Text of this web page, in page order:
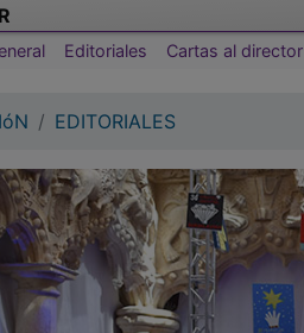
Editoriales Cartas al director
EDITORIALES